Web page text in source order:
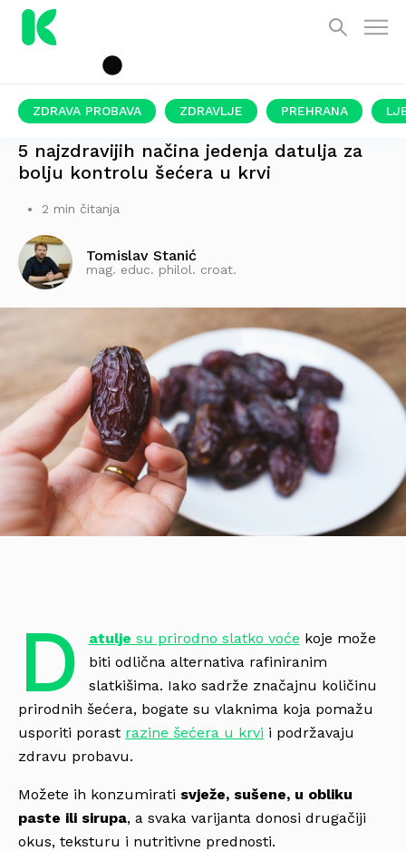
ZDRAVA PROBAVA ZDRAVLJE PREHRANA
5 najzdravijih načina jedenja datulja za
bolju kontrolu šećera u krvi
2 min čitanja
Tomislav Stanić
mag. educ. philol. croat.
D atulje su prirodno slatko voće koje može
biti odlična alternativa rafiniranim
slatkišima. Iako sadrže značajnu količinu
prirodnih šećera, bogate su vlaknima koja pomažu
usporiti porast razine šećera u krvi i podržavaju
zdravu probavu.
Možete ih konzumirati svježe, sušene, u obliku
paste ili sirupa, a svaka varijanta donosi drugačiji
okus, teksturu i nutritivne prednosti.